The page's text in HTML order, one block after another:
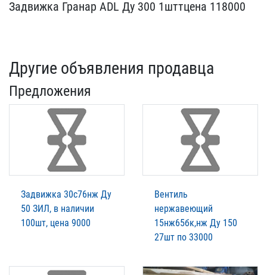
Задвижка Гранар ADL Ду 3​00 1шттцена 118000
Другие объявления продавца
Предложения
Задвижка 30с76нж Ду
50 ЗИЛ, в наличии
100шт, цена 9000
Вентиль
нержавеющий
15нж65бк,нж Ду 150
27шт по 33000